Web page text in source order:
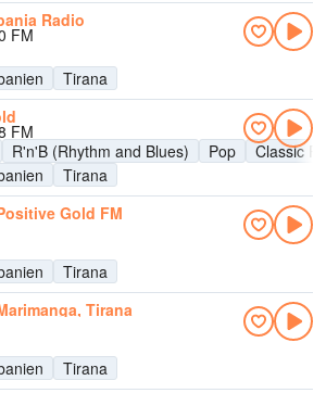
Radio
FM
Tirana
FM
R'n'B (Rhythm and Blues) Pop
Classic
Tirana
Gold FM
Tirana
Tirana
Tirana